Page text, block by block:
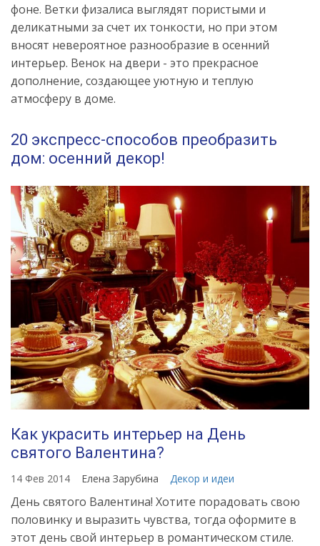
фоне. Ветки физалиса выглядят пористыми и
деликатными за счет их тонкости, но при этом
вносят невероятное разнообразие в осенний
интерьер. Венок на двери - это прекрасное
дополнение, создающее уютную и теплую
атмосферу в доме.
20 экспресс-способов преобразить
дом: осенний декор!
Как украсить интерьер на День
святого Валентина?
14 Фев 2014 Елена Зарубина Декор и идеи
День святого Валентина! Хотите порадовать свою
половинку и выразить чувства, тогда оформите в
этот день свой интерьер в романтическом стиле.